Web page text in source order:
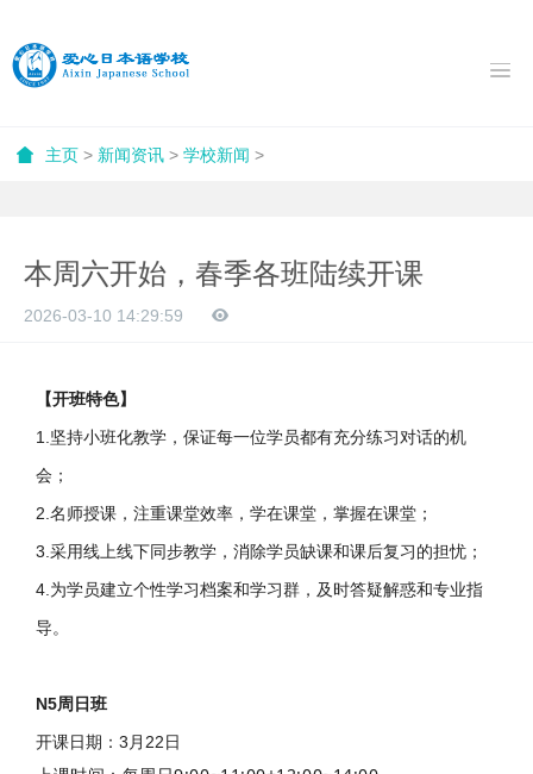
主页 > 新闻资讯 > 学校新闻 >
本周六开始，春季各班陆续开课
2026-03-10 14:29:59
【开班特色】
1.坚持小班化教学，保证每一位学员都有充分练习对话的机
会；
2.名师授课，注重课堂效率，学在课堂，掌握在课堂；
3.采用线上线下同步教学，消除学员缺课和课后复习的担忧；
4.为学员建立个性学习档案和学习群，及时答疑解惑和专业指
导。
N5周日班
开课日期：3月22日